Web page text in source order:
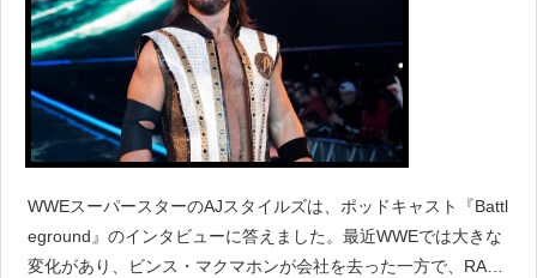
WWEスーパースターのAJスタイルズは、ポッドキャスト『Battl
eground』のインタビューに答えました。最近WWEでは大きな
変化があり、ビンス・マクマホンが会社を去った一方で、RAW